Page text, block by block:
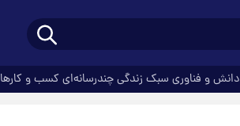
دانش و فناوری سبک زندگیچندرسانه‌ای کسب و کارها